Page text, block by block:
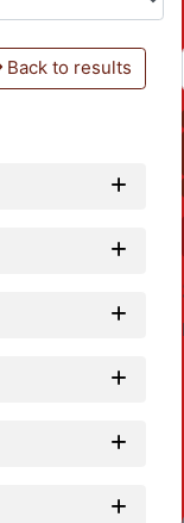
Back to results